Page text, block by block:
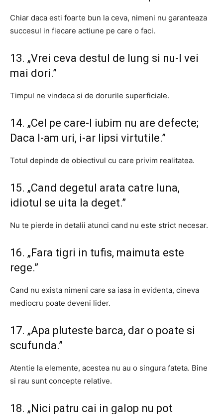
Chiar daca esti foarte bun la ceva, nimeni nu garanteaza
succesul in fiecare actiune pe care o faci.
13. „Vrei ceva destul de lung si nu-l vei
mai dori.”
Timpul ne vindeca si de dorurile superficiale.
14. „Cel pe care-l iubim nu are defecte;
Daca l-am uri, i-ar lipsi virtutile.”
Totul depinde de obiectivul cu care privim realitatea.
15. „Cand degetul arata catre luna,
idiotul se uita la deget.”
Nu te pierde in detalii atunci cand nu este strict necesar.
16. „Fara tigri in tufis, maimuta este
rege.”
Cand nu exista nimeni care sa iasa in evidenta, cineva
mediocru poate deveni lider.
17. „Apa pluteste barca, dar o poate si
scufunda.”
Atentie la elemente, acestea nu au o singura fateta. Bine
si rau sunt concepte relative.
18. „Nici patru cai in galop nu pot